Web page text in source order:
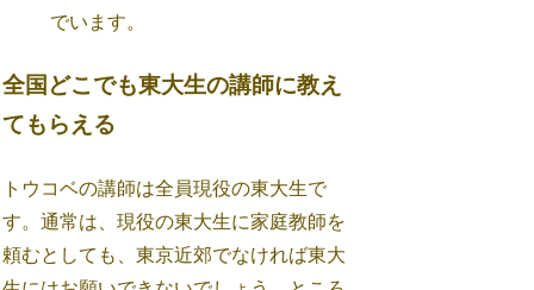
でいます。
全国どこでも東大生の講師に教え
てもらえる
トウコベの講師は全員現役の東大生で
す。通常は、現役の東大生に家庭教師を
頼むとしても、東京近郊でなければ東大